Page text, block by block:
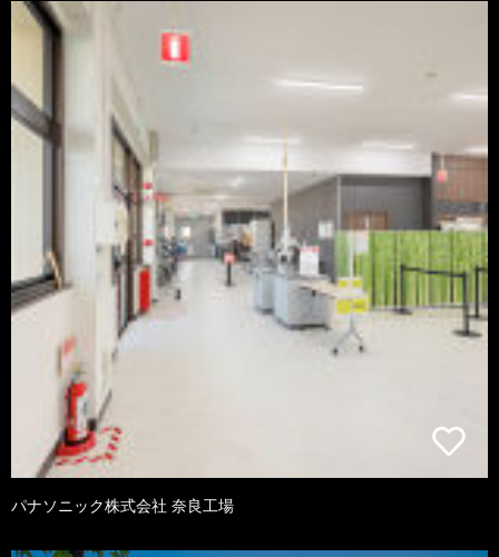
パナソニック株式会社 奈良工場